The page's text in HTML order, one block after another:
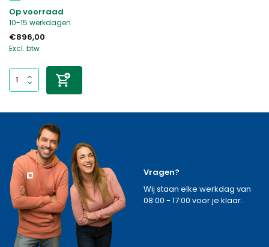
Op voorraad
10-15 werkdagen
€896,00
Excl. btw
Vragen?
Wij staan elke werkdag van
08:00 - 17:00 voor je klaar.